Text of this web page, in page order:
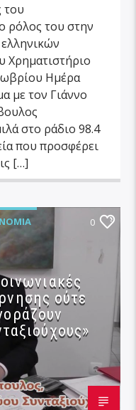
του
ρόλος του στην
Χρηματιστήριο
Ημέρα
με τον Γιάννο
στο ράδιο 98.4
που προσφέρει
[…]
0
ούτε